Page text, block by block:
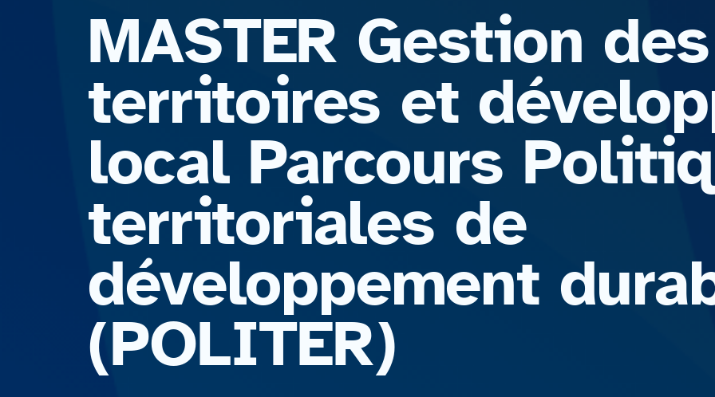
MASTER Gestion des
territoires et
local Parcours
territoriales de
développement
(POLITER)